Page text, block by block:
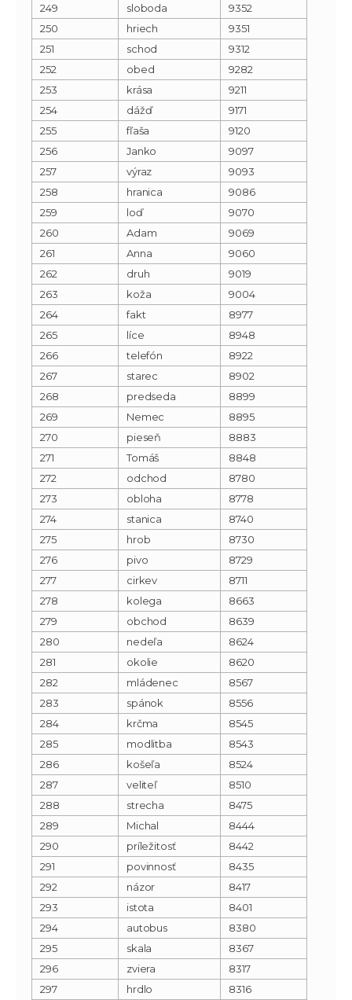
249
sloboda
9352
250
hriech
9351
251
schod
9312
252
obed
9282
253
krása
9211
254
dážď
9171
255
fľaša
9120
256
Janko
9097
257
výraz
9093
258
hranica
9086
259
loď
9070
260
Adam
9069
261
Anna
9060
262
druh
9019
263
koža
9004
264
fakt
8977
265
líce
8948
266
telefón
8922
267
starec
8902
268
predseda
8899
269
Nemec
8895
270
pieseň
8883
271
Tomáš
8848
272
odchod
8780
273
obloha
8778
274
stanica
8740
275
hrob
8730
276
pivo
8729
277
cirkev
8711
278
kolega
8663
279
obchod
8639
280
nedeľa
8624
281
okolie
8620
282
mládenec
8567
283
spánok
8556
284
krčma
8545
285
modlitba
8543
286
košeľa
8524
287
veliteľ
8510
288
strecha
8475
289
Michal
8444
290
príležitosť
8442
291
povinnosť
8435
292
názor
8417
293
istota
8401
294
autobus
8380
295
skala
8367
296
zviera
8317
297
hrdlo 8316